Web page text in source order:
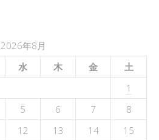
2026年8月
水 木 金
土
1
5 6 7
8
12 13 14
15